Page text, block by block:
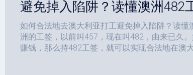
避免掉入陷阱？读懂澳洲482
如何合法地去澳大利亚打工避免掉入陷阱？读懂
洲的工签，以前叫457，现在叫482，由来已久
赚钱，那么持482工签，就可以实现合法地在澳